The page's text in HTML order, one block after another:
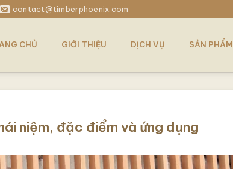
contact@timberphoenix.com
CHỦ GIỚI THIỆU DỊCH VỤ SẢN PHẨM
niệm, đặc điểm và ứng dụng